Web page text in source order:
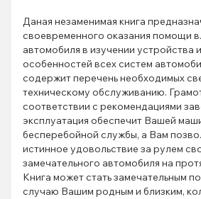
Даная незаменимая книга
своевременного оказания помощи
автомобиля в изучении устройства
особенностей всех систем
содержит перечень необходимых
техническому обслуживанию.
соответствии с рекомендациями
эксплуатация обеспечит Вашей
бесперебойной службы, а Вам
истинное удовольствие за рулем
замечательного автомобиля на
Книга может стать замечательным
случаю Вашим родным и близким,